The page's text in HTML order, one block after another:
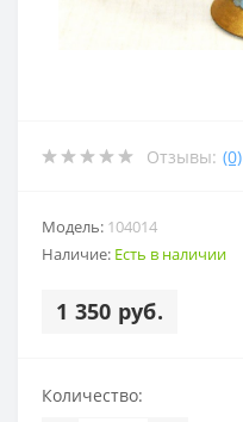
Отзывы: (0)
Модель: 104014
Наличие: Есть в наличии
1 350 руб.
Количество: